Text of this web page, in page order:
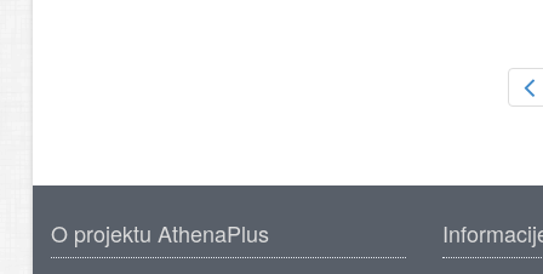
O projektu AthenaPlus